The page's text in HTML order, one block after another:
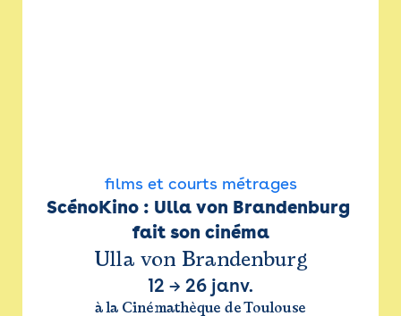
films et courts métrages
ScénoKino : Ulla von Brandenburg
fait son cinéma
Ulla von Brandenburg
12 → 26 janv.
à la Cinémathèque de Toulouse